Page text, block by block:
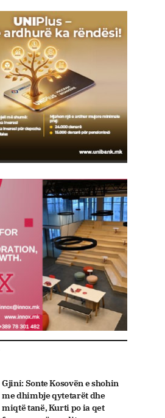
Gjini: Sonte Kosovën e shohin
me dhimbje qytetarët dhe
miqtë tanë, Kurti po ia qet